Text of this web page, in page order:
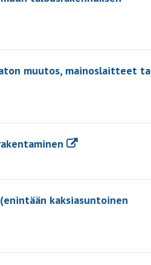
muutos, mainoslaitteet
kaksiasuntoinen